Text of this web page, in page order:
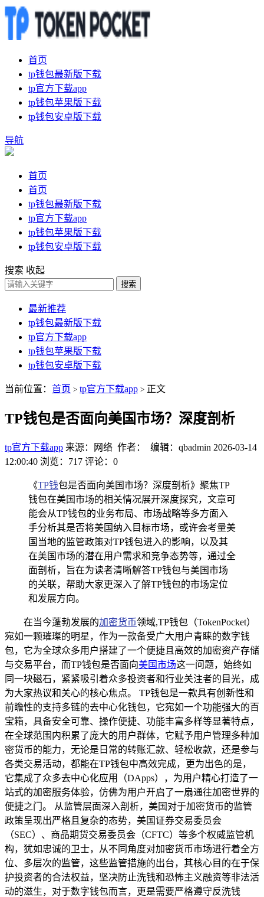
首页
tp钱包最新版下载
tp官方下载app
tp钱包苹果版下载
tp钱包安卓版下载
导航
首页
首页
tp钱包最新版下载
tp官方下载app
tp钱包苹果版下载
tp钱包安卓版下载
搜索 收起
搜索
最新推荐
tp钱包最新版下载
tp官方下载app
tp钱包苹果版下载
tp钱包安卓版下载
当前位置： 首页 > tp官方下载app > 正文
TP钱包是否面向美国市场？深度剖析
tp官方下载app 来源：网络 作者： 编辑：qbadmin 2026-03-14
12:00:40 浏览：717 评论：0
《TP钱包是否面向美国市场？深度剖析》聚焦TP
钱包在美国市场的相关情况展开深度探究，文章可
能会从TP钱包的业务布局、市场战略等多方面入
手分析其是否将美国纳入目标市场，或许会考量美
国当地的监管政策对TP钱包进入的影响，以及其
在美国市场的潜在用户需求和竞争态势等，通过全
面剖析，旨在为读者清晰解答TP钱包与美国市场
的关联，帮助大家更深入了解TP钱包的市场定位
和发展方向。
在当今蓬勃发展的加密货币领域,TP钱包（TokenPocket）
宛如一颗璀璨的明星，作为一款备受广大用户青睐的数字钱
包，它为全球众多用户搭建了一个便捷且高效的加密资产存储
与交易平台，而TP钱包是否面向美国市场这一问题，始终如
同一块磁石，紧紧吸引着众多投资者和行业关注者的目光，成
为大家热议和关心的核心焦点。 TP钱包是一款具有创新性和
前瞻性的支持多链的去中心化钱包，它宛如一个功能强大的百
宝箱，具备安全可靠、操作便捷、功能丰富多样等显著特点，
在全球范围内积累了庞大的用户群体，它赋予用户管理多种加
密货币的能力，无论是日常的转账汇款、轻松收款，还是参与
各类交易活动，都能在TP钱包中高效完成，更为出色的是，
它集成了众多去中心化应用（DApps），为用户精心打造了一
站式的加密服务体验，仿佛为用户开启了一扇通往加密世界的
便捷之门。 从监管层面深入剖析，美国对于加密货币的监管
政策呈现出严格且复杂的态势，美国证券交易委员会
（SEC）、商品期货交易委员会（CFTC）等多个权威监管机
构，犹如忠诚的卫士，从不同角度对加密货币市场进行着全方
位、多层次的监管，这些监管措施的出台，其核心目的在于保
护投资者的合法权益，坚决防止洗钱和恐怖主义融资等非法活
动的滋生，对于数字钱包而言，更是需要严格遵守反洗钱